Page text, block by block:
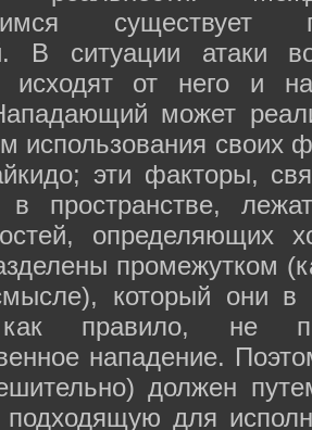
существует
В ситуации атаки
исходят от него и
может
использования своих
эти факторы,
пространстве,
определяющих
промежутком
который они в
правило, не
нападение.
должен
для